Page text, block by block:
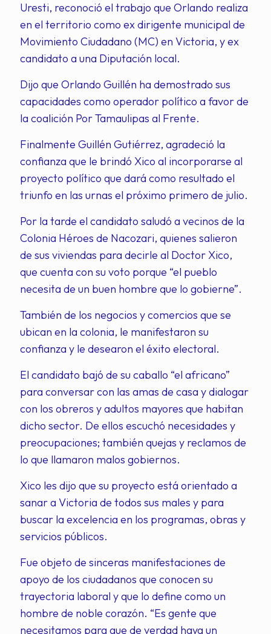
Uresti, reconoció el trabajo que Orlando realiza
en el territorio como ex dirigente municipal de
Movimiento Ciudadano (MC) en Victoria, y ex
candidato a una Diputación local.
Dijo que Orlando Guillén ha demostrado sus
capacidades como operador político a favor de
la coalición Por Tamaulipas al Frente.
Finalmente Guillén Gutiérrez, agradeció la
confianza que le brindó Xico al incorporarse al
proyecto político que dará como resultado el
triunfo en las urnas el próximo primero de julio.
Por la tarde el candidato saludó a vecinos de la
Colonia Héroes de Nacozari, quienes salieron
de sus viviendas para decirle al Doctor Xico,
que cuenta con su voto porque “el pueblo
necesita de un buen hombre que lo gobierne”.
También de los negocios y comercios que se
ubican en la colonia, le manifestaron su
confianza y le desearon el éxito electoral.
El candidato bajó de su caballo “el africano”
para conversar con las amas de casa y dialogar
con los obreros y adultos mayores que habitan
dicho sector. De ellos escuchó necesidades y
preocupaciones; también quejas y reclamos de
lo que llamaron malos gobiernos.
Xico les dijo que su proyecto está orientado a
sanar a Victoria de todos sus males y para
buscar la excelencia en los programas, obras y
servicios públicos.
Fue objeto de sinceras manifestaciones de
apoyo de los ciudadanos que conocen su
trayectoria laboral y que lo define como un
hombre de noble corazón. “Es gente que
necesitamos para que de verdad haya un